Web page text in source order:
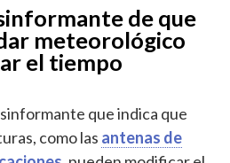
de que
meteorológico
el tiempo
que indica que
como las antenas de